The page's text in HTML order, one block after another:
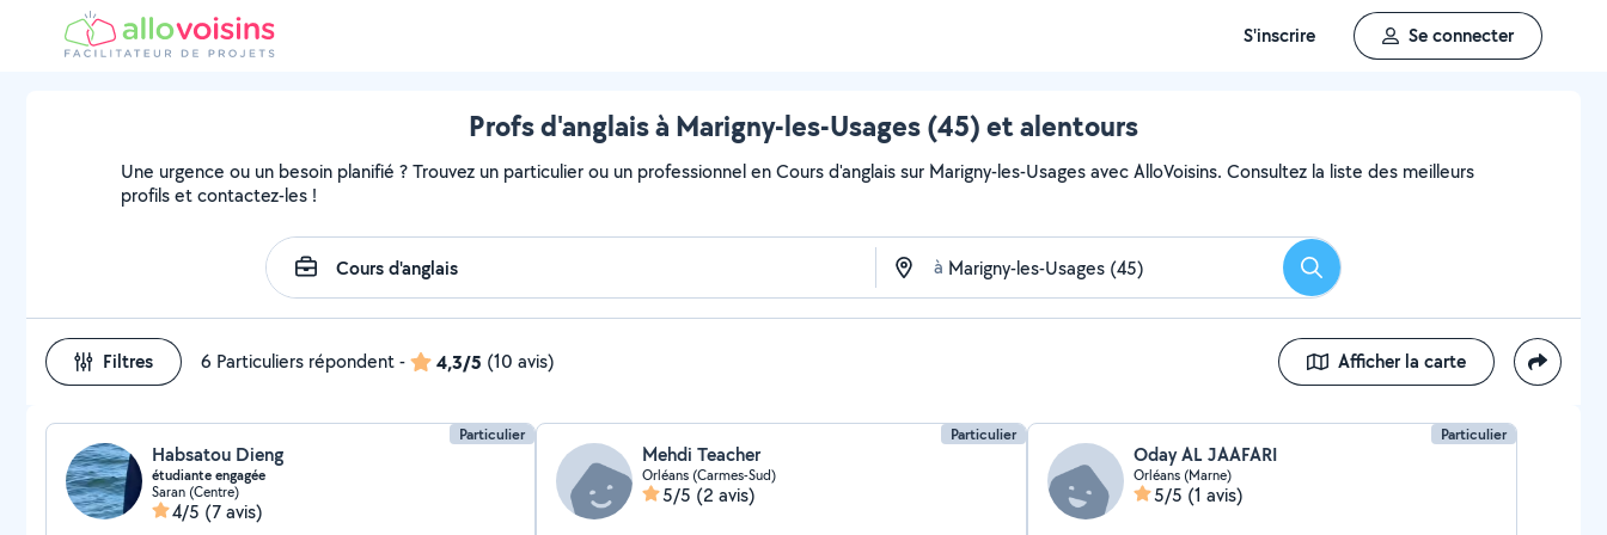
S'inscrire Se connecter
Profs d'anglais à Marigny-les-Usages (45) et alentours
Une urgence ou un besoin planifié ? Trouvez un particulier ou un professionnel en Cours d'anglais sur Marigny-les-Usages avec AlloVoisins. Consultez la liste des meilleurs
profils et contactez-les !
à Rechercher
Filtres 6 Particuliers répondent- 4,3/5 (10 avis) Afficher la carte
Particulier
Habsatou Dieng
étudiante engagée
Saran (Centre)
4/5 (7 avis)
Particulier
Mehdi Teacher
Orléans (Carmes-Sud)
5/5 (2 avis)
Particulier
Oday AL JAAFARI
Orléans (Marne)
5/5 (1 avis)